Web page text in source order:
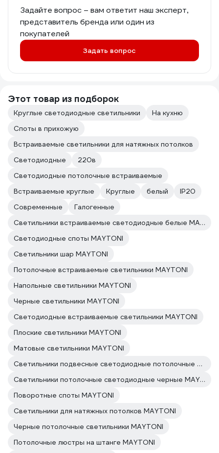
Задайте вопрос – вам ответит наш эксперт,
представитель бренда или один из
покупателей
Задать вопрос
Этот товар из подборок
Круглые светодиодные светильники
На кухню
Споты в прихожую
Встраиваемые светильники для натяжных потолков
Светодиодные
220в
Светодиодные потолочные встраиваемые
Встраиваемые круглые
Круглые белый
IP20
Современные
Галогенные
Светильники встраиваемые светодиодные белые MAYTONI
Светодиодные споты MAYTONI
Светильники шар MAYTONI
Потолочные встраиваемые светильники MAYTONI
Напольные светильники MAYTONI
Черные светильники MAYTONI
Светодиодные встраиваемые светильники MAYTONI
Плоские светильники MAYTONI
Матовые светильники MAYTONI
Светильники подвесные светодиодные потолочные MAYTONI
Светильники потолочные светодиодные черные MAYTONI
Поворотные споты MAYTONI
Светильники для натяжных потолков MAYTONI
Черные потолочные светильники MAYTONI
Потолочные люстры на штанге MAYTONI